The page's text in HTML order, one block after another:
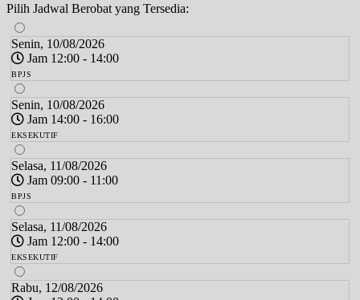
Pilih Jadwal Berobat yang Tersedia:
Senin, 10/08/2026
Jam 12:00 - 14:00
BPJS
Senin, 10/08/2026
Jam 14:00 - 16:00
EKSEKUTIF
Selasa, 11/08/2026
Jam 09:00 - 11:00
BPJS
Selasa, 11/08/2026
Jam 12:00 - 14:00
EKSEKUTIF
Rabu, 12/08/2026